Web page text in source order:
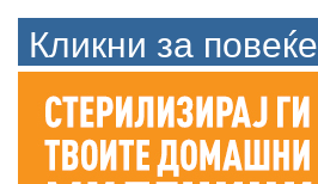
Кликни за повеќе